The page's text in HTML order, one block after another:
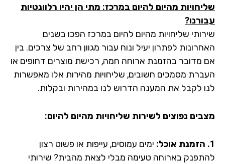
מהיום להיום במרכז: מתי הן יהיו רלוונטיות
שליחויות מהיום להיום במרכז הפכו בשנים
לפתרון יעיל ונוח עבור מגוון רחב של צרכים. בין
מדובר בהזמנת ארוחה חמה, רכישת מוצרים דחופים או
מסמכים חשובים, שליחויות מהירות אלו מאפשרות
לקבל את המענה הדרוש לנו במהירות ובקלות.
נפוצים לשירות שליחויות מהיום להיום:
ימים עמוסים, עייפות או פשוט רצון
בארוחה טעימה מבלי לצאת מהבית? שירותי